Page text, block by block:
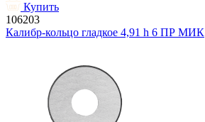
Купить
106203
Калибр-кольцо гладкое 4,91 h 6 ПР МИК